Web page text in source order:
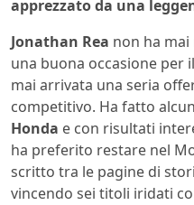
apprezzato da una
Jonathan Rea non ha
una buona occasione per
mai arrivata una seria
competitivo. Ha fatto
Honda e con risultati
ha preferito restare nel
scritto tra le pagine di
vincendo sei titoli iridati